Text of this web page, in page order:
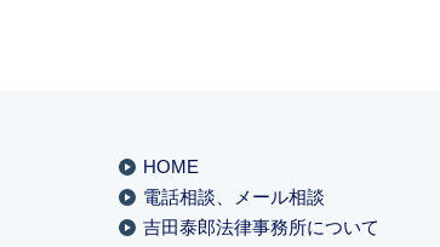
HOME
電話相談、メール相談
吉田泰郎法律事務所について